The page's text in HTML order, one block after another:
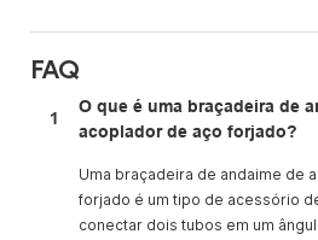
FAQ
1
O que é uma braçadeira de
acoplador de aço forjado?
Uma braçadeira de andaime de
forjado é um tipo de acessório
conectar dois tubos em um